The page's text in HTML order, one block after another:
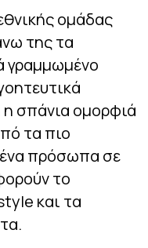
ομάδας
της τα
γραμμωμένο
σπάνια ομορφιά
τα πιο
πρόσωπα σε
το
και τα